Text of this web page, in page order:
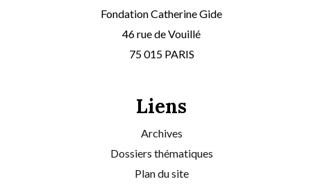
Fondation Catherine Gide
46 rue de Vouillé
75 015 PARIS
Liens
Archives
Dossiers thématiques
Plan du site